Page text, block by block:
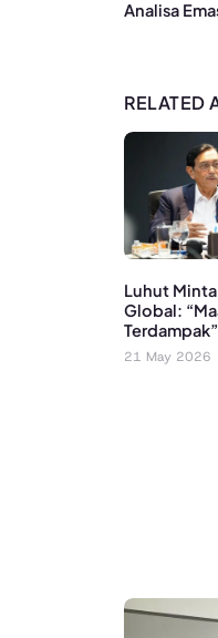
Analisa
RELATED
Luhut
Global:
Terdampak”
21 May 2026